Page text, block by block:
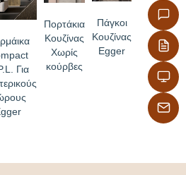
Για
Πορτάκια
Κουζίνας
Χωρίς
κούρβες
Πάγκοι
Κουζίνας
Egger